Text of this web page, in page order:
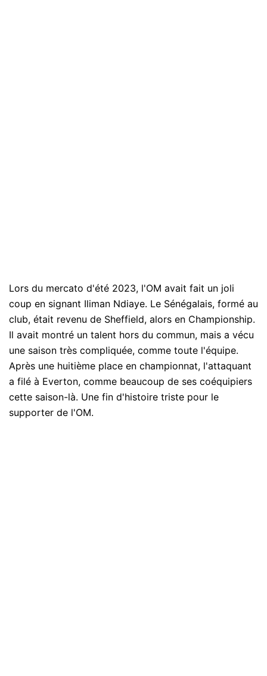
Lors du mercato d'été 2023, l'OM avait fait un joli
coup en signant Iliman Ndiaye. Le Sénégalais, formé au
club, était revenu de Sheffield, alors en Championship.
Il avait montré un talent hors du commun, mais a vécu
une saison très compliquée, comme toute l'équipe.
Après une huitième place en championnat, l'attaquant
a filé à Everton, comme beaucoup de ses coéquipiers
cette saison-là. Une fin d'histoire triste pour le
supporter de l'OM.